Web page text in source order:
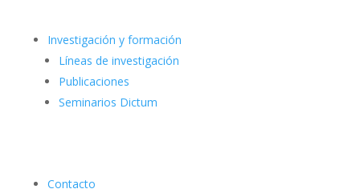
Investigación y formación
Líneas de investigación
Publicaciones
Seminarios Dictum
Contacto